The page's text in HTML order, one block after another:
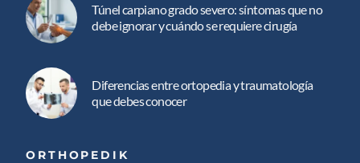
Túnel carpiano grado severo: síntomas que no
debe ignorar y cuándo se requiere cirugía
Diferencias entre ortopedia y traumatología
que debes conocer
ORTHOPEDIK